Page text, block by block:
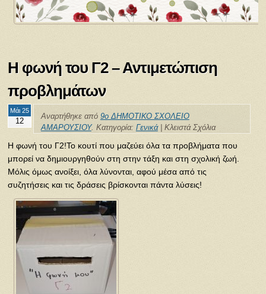
Η φωνή του Γ2 – Αντιμετώπιση
προβλημάτων
Μάι 25
12
Αναρτήθηκε από 9ο ΔΗΜΟΤΙΚΟ ΣΧΟΛΕΙΟ
ΑΜΑΡΟΥΣΙΟΥ. Κατηγορία: Γενικά| Κλειστά Σχόλια
Η φωνή του Γ2!Το κουτί που μαζεύει όλα τα προβλήματα που
μπορεί να δημιουργηθούν στη στην τάξη και στη σχολική ζωή.
Μόλις όμως ανοίξει, όλα λύνονται, αφού μέσα από τις
συζητήσεις και τις δράσεις βρίσκονται πάντα λύσεις!